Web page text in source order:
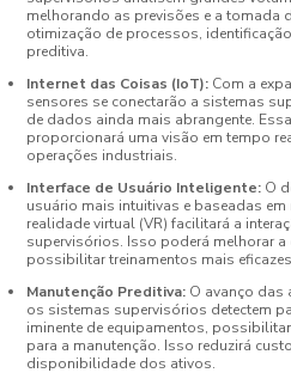
melhorando as previsões e a tomada
otimização de processos,
preditiva.
Internet das Coisas (IoT): Com a
sensores se conectarão a sistemas
de dados ainda mais abrangente.
proporcionará uma visão em tempo
operações industriais.
Interface de Usuário Inteligente: O
usuário mais intuitivas e baseadas
realidade virtual (VR) facilitará a
supervisórios. Isso poderá melhorar a
possibilitar treinamentos mais
Manutenção Preditiva: O avanço das
os sistemas supervisórios detectem
iminente de equipamentos,
para a manutenção. Isso reduzirá
disponibilidade dos ativos.